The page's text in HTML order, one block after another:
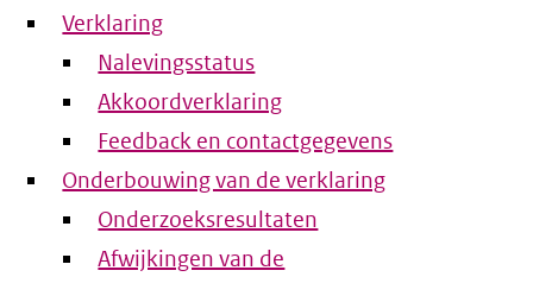
Verklaring
Nalevingsstatus
Akkoordverklaring
Feedback en contactgegevens
Onderbouwing van de verklaring
Onderzoeksresultaten
Afwijkingen van de